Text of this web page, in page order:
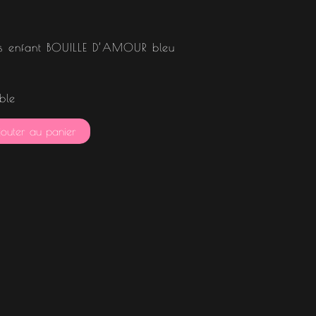
BOUILLE D’AMOUR bleu
au panier